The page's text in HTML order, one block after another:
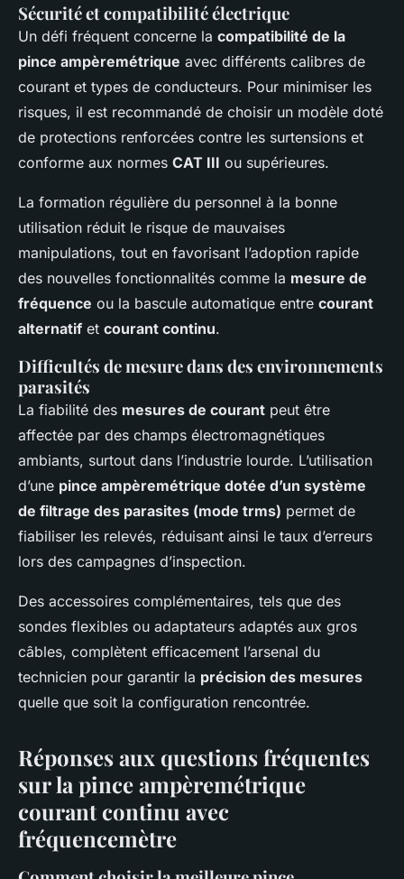
Sécurité et compatibilité électrique
Un défi fréquent concerne la compatibilité de la
pince ampèremétrique avec différents calibres de
courant et types de conducteurs. Pour minimiser les
risques, il est recommandé de choisir un modèle doté
de protections renforcées contre les surtensions et
conforme aux normes CAT III ou supérieures.
La formation régulière du personnel à la bonne
utilisation réduit le risque de mauvaises
manipulations, tout en favorisant l’adoption rapide
des nouvelles fonctionnalités comme la mesure de
fréquence ou la bascule automatique entre courant
alternatif et courant continu.
Difficultés de mesure dans des environnements
parasités
La fiabilité des mesures de courant peut être
affectée par des champs électromagnétiques
ambiants, surtout dans l’industrie lourde. L’utilisation
d’une pince ampèremétrique dotée d’un système
de filtrage des parasites (mode trms) permet de
fiabiliser les relevés, réduisant ainsi le taux d’erreurs
lors des campagnes d’inspection.
Des accessoires complémentaires, tels que des
sondes flexibles ou adaptateurs adaptés aux gros
câbles, complètent efficacement l’arsenal du
technicien pour garantir la précision des mesures
quelle que soit la configuration rencontrée.
Réponses aux questions fréquentes
sur la pince ampèremétrique
courant continu avec
fréquencemètre